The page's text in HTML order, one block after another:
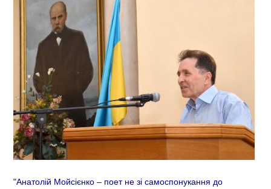
"Анатолій Мойсієнко – поет не зі самоспонукання до